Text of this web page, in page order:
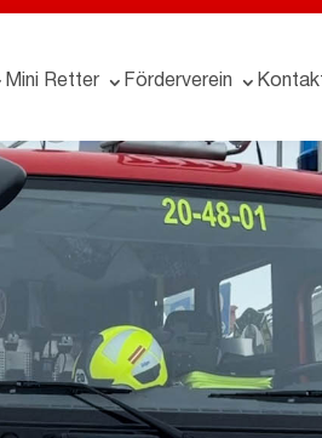
Mini Retter Förderverein